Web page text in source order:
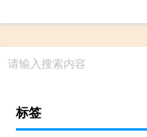
请输入搜索内容
标签